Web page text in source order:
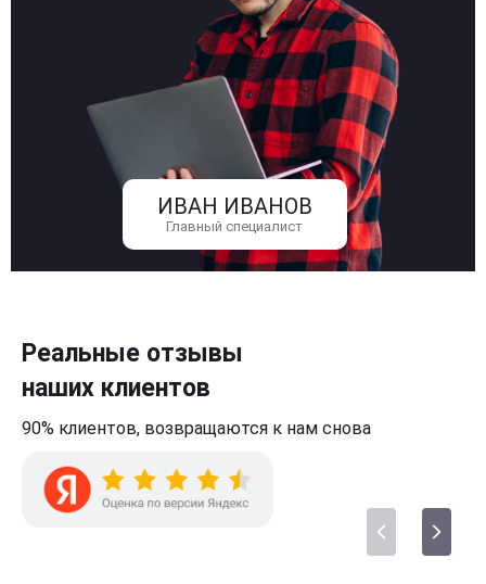
ИВАН ИВАНОВ
Главный специалист
Реальные отзывы
наших клиентов
90% клиентов, возвращаются к нам снова